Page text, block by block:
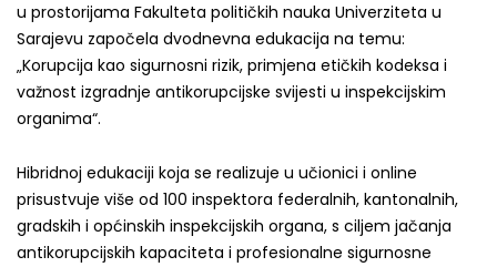
u prostorijama Fakulteta političkih nauka Univerziteta u
Sarajevu započela dvodnevna edukacija na temu:
„Korupcija kao sigurnosni rizik, primjena etičkih kodeksa i
važnost izgradnje antikorupcijske svijesti u inspekcijskim
organima“.
Hibridnoj edukaciji koja se realizuje u učionici i online
prisustvuje više od 100 inspektora federalnih, kantonalnih,
gradskih i općinskih inspekcijskih organa, s ciljem jačanja
antikorupcijskih kapaciteta i profesionalne sigurnosne